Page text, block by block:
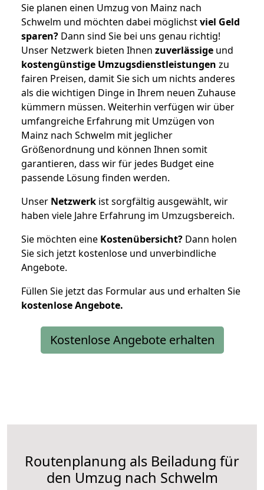
Sie planen einen Umzug von Mainz nach
Schwelm und möchten dabei möglichstviel Geld
sparen? Dann sind Sie bei uns genau richtig!
Unser Netzwerk bieten Ihnen zuverlässige und
kostengünstige Umzugsdienstleistungen zu
fairen Preisen, damit Sie sich um nichts anderes
als die wichtigen Dinge in Ihrem neuen Zuhause
kümmern müssen. Weiterhin verfügen wir über
umfangreiche Erfahrung mit Umzügen von
Mainz nach Schwelm mit jeglicher
Größenordnung und können Ihnen somit
garantieren, dass wir für jedes Budget eine
passende Lösung finden werden.
Unser Netzwerk ist sorgfältig ausgewählt, wir
haben viele Jahre Erfahrung im Umzugsbereich.
Sie möchten eine Kostenübersicht? Dann holen
Sie sich jetzt kostenlose und unverbindliche
Angebote.
Füllen Sie jetzt das Formular aus und erhalten Sie
kostenloseAngebote.
Kostenlose Angebote erhalten
Routenplanung als Beiladung für
den Umzug nach Schwelm